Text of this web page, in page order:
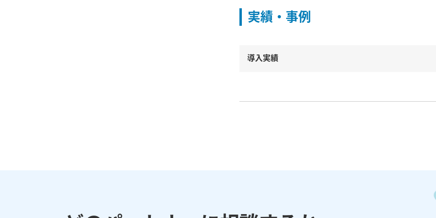
実績・事例
導入実績